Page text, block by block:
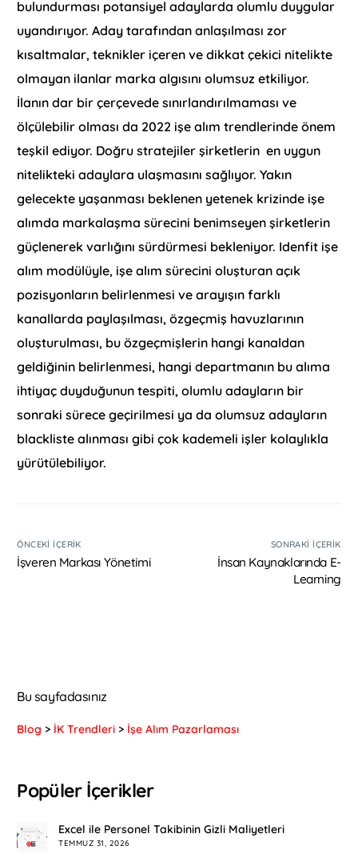
bulundurması potansiyel adaylarda olumlu duygular
uyandırıyor. Aday tarafından anlaşılması zor
kısaltmalar, teknikler içeren ve dikkat çekici nitelikte
olmayan ilanlar marka algısını olumsuz etkiliyor.
İlanın dar bir çerçevede sınırlandırılmaması ve
ölçülebilir olması da 2022 işe alım trendlerinde önem
teşkil ediyor. Doğru stratejiler şirketlerin en uygun
nitelikteki adaylara ulaşmasını sağlıyor. Yakın
gelecekte yaşanması beklenen yetenek krizinde işe
alımda markalaşma sürecini benimseyen şirketlerin
güçlenerek varlığını sürdürmesi bekleniyor. Idenfit işe
alım modülüyle, işe alım sürecini oluşturan açık
pozisyonların belirlenmesi ve arayışın farklı
kanallarda paylaşılması, özgeçmiş havuzlarının
oluşturulması, bu özgeçmişlerin hangi kanaldan
geldiğinin belirlenmesi, hangi departmanın bu alıma
ihtiyaç duyduğunun tespiti, olumlu adayların bir
sonraki sürece geçirilmesi ya da olumsuz adayların
blackliste alınması gibi çok kademeli işler kolaylıkla
yürütülebiliyor.
ÖNCEKI İÇERIK
İşveren Markası Yönetimi
SONRAKI İÇERIK
İnsan Kaynaklarında E-
Learning
Bu sayfadasınız
Blog > İK Trendleri > İşe Alım Pazarlaması
Popüler İçerikler
Excel ile Personel Takibinin Gizli Maliyetleri
TEMMUZ 31, 2026